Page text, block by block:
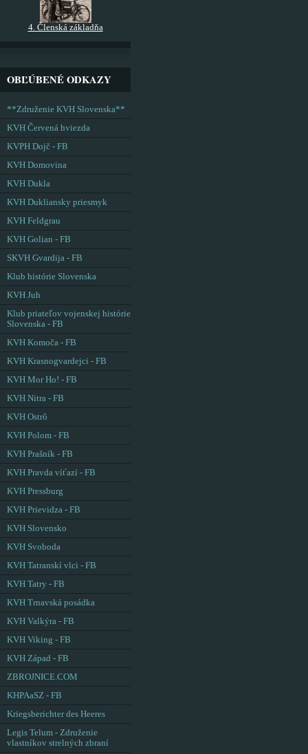
4. Členská základňa
OBĽÚBENÉ ODKAZY
**Združenie KVH Slovenska**
KVH Červená hviezda
KVPH Dojč - FB
KVH Domovina
KVH Dukla
KVH Dukliansky priesmyk
KVH Feldgrau
KVH Golian - FB
SKVH Gvardija - FB
Klub histórie Slovenska
KVH Juh
Klub priateľov vojenskej histórie
Slovenska - FB
KVH Komoča - FB
KVH Krasnogvardejci - FB
KVH Mor Ho! - FB
KVH Nitra - FB
KVH Ostrô
KVH Polom - FB
KVH Prašník - FB
KVH Pravda víťazí - FB
KVH Pressburg
KVH Prievidza - FB
KVH Slovensko
KVH Svoboda
KVH Tatranskí vlci - FB
KVH Tatry - FB
KVH Trnavská posádka
KVH Valkýra - FB
KVH Viking - FB
KVH Západ - FB
ZBROJNICE.COM
KHPAaSZ - FB
Kriegsberichter des Heeres
Legis Telum - Združenie
vlastníkov strelných zbraní